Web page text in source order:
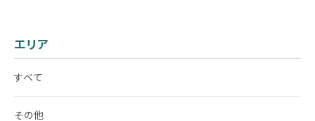
エリア
すべて
その他